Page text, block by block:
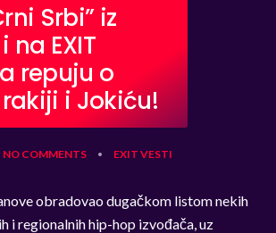
Srbi” iz
na EXIT
repuju o
i Jokiću!
NO COMMENTS • EXIT VESTI
obradovao dugačkom listom nekih
i regionalnih hip-hop izvođača, uz